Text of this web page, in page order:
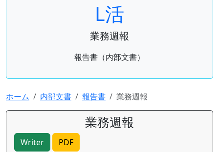
L活
業務週報
報告書（内部文書）
ホーム 内部文書 報告書 業務週報
業務週報
Writer PDF